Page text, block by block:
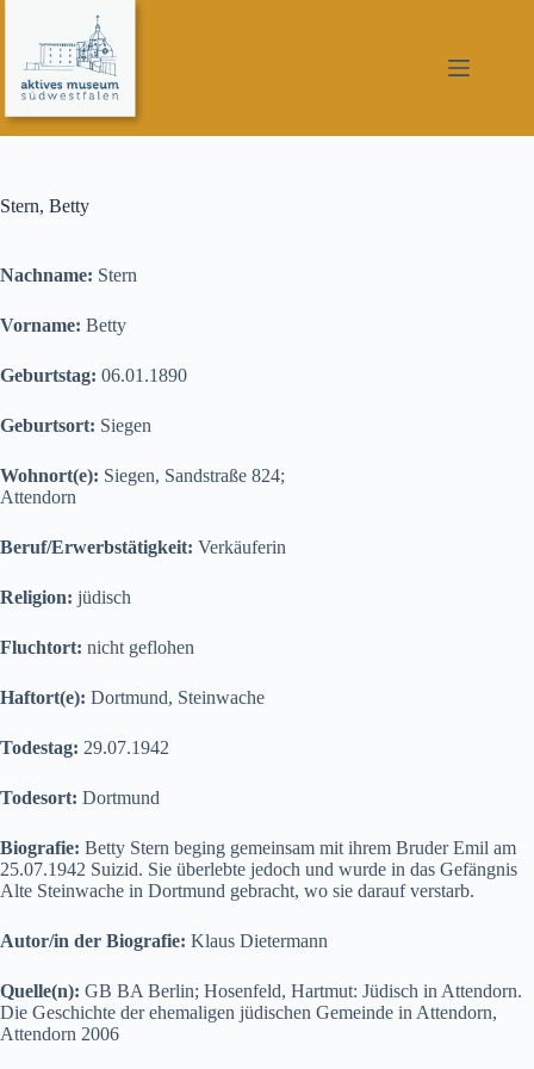
springen
Stern, Betty
Nachname: Stern
Vorname: Betty
Geburtstag: 06.01.1890
Geburtsort: Siegen
Wohnort(e): Siegen, Sandstraße 824;
Attendorn
Beruf/Erwerbstätigkeit: Verkäuferin
Religion: jüdisch
Fluchtort: nicht geflohen
Haftort(e): Dortmund, Steinwache
Todestag: 29.07.1942
Todesort: Dortmund
Biografie: Betty Stern beging gemeinsam mit ihrem Bruder Emil am
25.07.1942 Suizid. Sie überlebte jedoch und wurde in das Gefängnis
Alte Steinwache in Dortmund gebracht, wo sie darauf verstarb.
Autor/in der Biografie: Klaus Dietermann
Quelle(n): GB BA Berlin; Hosenfeld, Hartmut: Jüdisch in Attendorn.
Die Geschichte der ehemaligen jüdischen Gemeinde in Attendorn,
Attendorn 2006